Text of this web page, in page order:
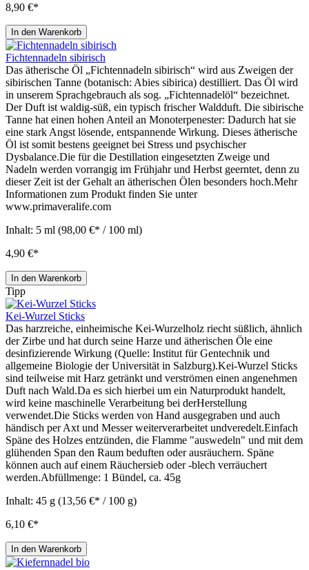
8,90 €*
In den Warenkorb
Fichtennadeln sibirisch
Das ätherische Öl „Fichtennadeln sibirisch“ wird aus Zweigen der
sibirischen Tanne (botanisch: Abies sibirica) destilliert. Das Öl wird
in unserem Sprachgebrauch als sog. „Fichtennadelöl“ bezeichnet.
Der Duft ist waldig-süß, ein typisch frischer Waldduft. Die sibirische
Tanne hat einen hohen Anteil an Monoterpenester: Dadurch hat sie
eine stark Angst lösende, entspannende Wirkung. Dieses ätherische
Öl ist somit bestens geeignet bei Stress und psychischer
Dysbalance.Die für die Destillation eingesetzten Zweige und
Nadeln werden vorrangig im Frühjahr und Herbst geerntet, denn zu
dieser Zeit ist der Gehalt an ätherischen Ölen besonders hoch.Mehr
Informationen zum Produkt finden Sie unter
www.primaveralife.com
Inhalt: 5 ml (98,00 €* / 100 ml)
4,90 €*
In den Warenkorb
Tipp
Kei-Wurzel Sticks
Das harzreiche, einheimische Kei-Wurzelholz riecht süßlich, ähnlich
der Zirbe und hat durch seine Harze und ätherischen Öle eine
desinfizierende Wirkung (Quelle: Institut für Gentechnik und
allgemeine Biologie der Universität in Salzburg).Kei-Wurzel Sticks
sind teilweise mit Harz getränkt und verströmen einen angenehmen
Duft nach Wald.Da es sich hierbei um ein Naturprodukt handelt,
wird keine maschinelle Verarbeitung bei derHerstellung
verwendet.Die Sticks werden von Hand ausgegraben und auch
händisch per Axt und Messer weiterverarbeitet undveredelt.Einfach
Späne des Holzes entzünden, die Flamme "auswedeln" und mit dem
glühenden Span den Raum beduften oder ausräuchern. Späne
können auch auf einem Räuchersieb oder -blech verräuchert
werden.Abfüllmenge: 1 Bündel, ca. 45g
Inhalt: 45 g (13,56 €* / 100 g)
6,10 €*
In den Warenkorb